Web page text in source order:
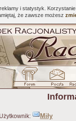
i statystyk.
że zawsze możesz
Użytkownik:
Miły